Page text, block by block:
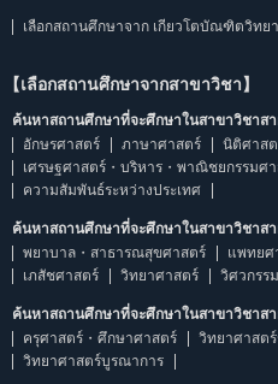
เลือกสถานศึกษาจาก เกียวโตบัณฑิตวิทย
【เลือกสถานศึกษาจากสาขาวิชา】
ค้นหาสถานศึกษาที่จะศึกษาในสาขาวิชาส
อักษรศาสตร์
ภาษาศาสตร์
นิติศาส
เศรษฐศาสตร์・บริหาร・พาณิชยกรรมศ
ความสัมพันธ์ระหว่างประเทศ
ค้นหาสถานศึกษาที่จะศึกษาในสาขาวิชาส
พยาบาล・สาธารณสุขศาสตร์
แพทยศ
เภสัชศาสตร์
วิทยาศาสตร์ วิศวกรร
ค้นหาสถานศึกษาที่จะศึกษาในสาขาวิชาส
ครุศาสตร์・ศึกษาศาสตร์
วิทยาศาสต
วิทยาศาสตร์บูรณาการ